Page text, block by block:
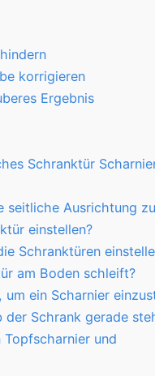
korrigieren
Ergebnis
Schranktür
seitliche Ausrichtung
einstellen?
Schranktüren
am Boden schleift?
ein Scharnier
Schrank gerade
und